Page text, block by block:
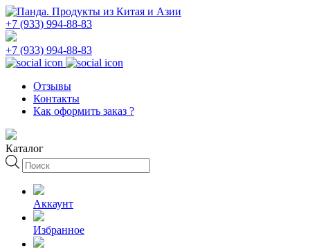
+7 (933) 994-88-83
+7 (933) 994-88-83
Отзывы
Контакты
Как оформить заказ ?
Каталог
Поиск
товаров
Аккаунт
Избранное